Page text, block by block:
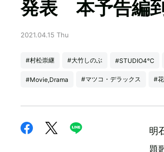
発表 本予告編
2021.04.15 Thu
#村松崇継 #大竹しのぶ #STUDIO4℃
#Movie,Drama #マツコ・デラックス #
明
題